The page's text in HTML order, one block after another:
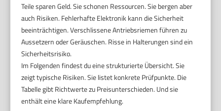
Teile sparen Geld. Sie schonen Ressourcen. Sie bergen aber
auch Risiken. Fehlerhafte Elektronik kann die Sicherheit
beeinträchtigen. Verschlissene Antriebsriemen führen zu
Aussetzern oder Geräuschen. Risse in Halterungen sind ein
Sicherheitsrisiko.
Im Folgenden findest du eine strukturierte Übersicht. Sie
zeigt typische Risiken. Sie listet konkrete Prüfpunkte. Die
Tabelle gibt Richtwerte zu Preisunterschieden. Und sie
enthält eine klare Kaufempfehlung.